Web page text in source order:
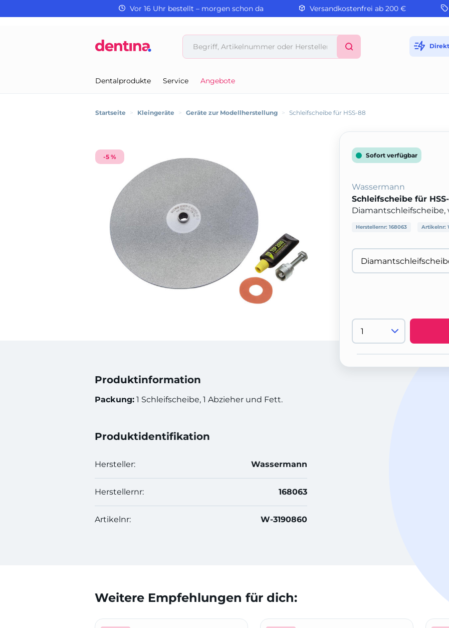
Vor 16 Uhr bestellt – morgen schon da Versandkostenfrei ab 200 €
Dentalprodukte Service Angebote
Startseite > Kleingeräte > Geräte zur Modellherstellung > Schleifscheibe für HSS-88
-5 %
Produktinformation
Packung: 1 Schleifscheibe, 1 Abzieher und Fett.
Produktidentifikation
Hersteller: Wassermann
Herstellernr: 168063
Artikelnr: W-3190860
Sofort verfügbar
Wassermann
Schleifscheibe für
Herstellernr: 168063 Artikelnr:
Weitere Empfehlungen für dich: